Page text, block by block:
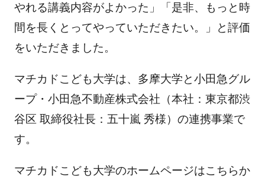
やれる講義内容がよかった」「是非、もっと時
間を長くとってやっていただきたい。」と評価
をいただきました。
マチカドこども大学は、多摩大学と小田急グル
ープ・小田急不動産株式会社（本社：東京都渋
谷区 取締役社長：五十嵐 秀様）の連携事業で
す。
マチカドこども大学のホームページはこちらか